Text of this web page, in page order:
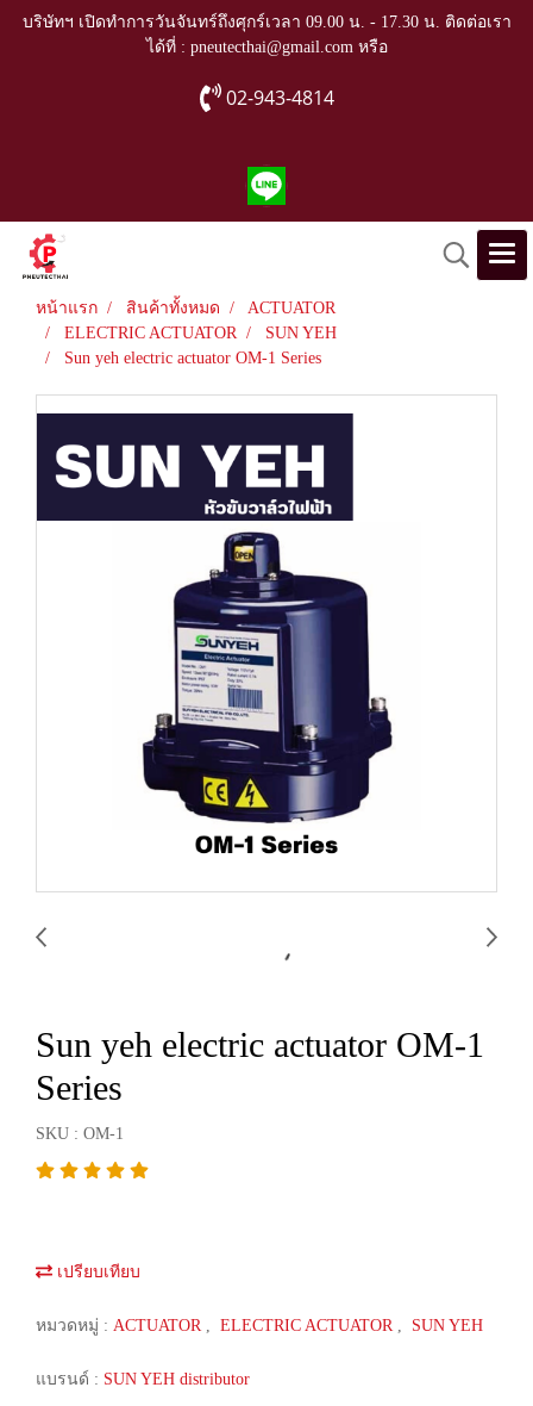
บริษัทฯ เปิดทำการวันจันทร์ถึงศุกร์เวลา 09.00 น. - 17.30 น. ติดต่อเรา
ได้ที่ : pneutecthai@gmail.com หรือ
02-943-4814
หน้าแรก สินค้าทั้งหมด
ACTUATOR
ELECTRIC ACTUATOR
SUN YEH
Sun yeh electric actuator OM-1 Series
Sun yeh electric actuator OM-1
Series
SKU : OM-1
เปรียบเทียบ
หมวดหมู่ : ACTUATOR , ELECTRIC ACTUATOR , SUN YEH
แบรนด์ : SUN YEH distributor